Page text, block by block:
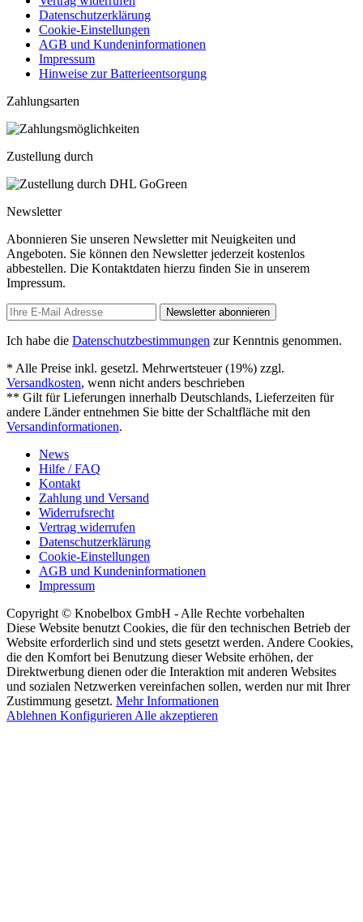
Datenschutzerklärung
Cookie-Einstellungen
AGB und Kundeninformationen
Impressum
Hinweise zur Batterieentsorgung
Zahlungsarten
Zustellung durch
Newsletter
Abonnieren Sie unseren Newsletter mit Neuigkeiten und
Angeboten. Sie können den Newsletter jederzeit kostenlos
abbestellen. Die Kontaktdaten hierzu finden Sie in unserem
Impressum.
Newsletter abonnieren
Ich habe die Datenschutzbestimmungen zur Kenntnis genommen.
* Alle Preise inkl. gesetzl. Mehrwertsteuer (19%) zzgl.
Versandkosten, wenn nicht anders beschrieben
** Gilt für Lieferungen innerhalb Deutschlands, Lieferzeiten für
andere Länder entnehmen Sie bitte der Schaltfläche mit den
Versandinformationen.
News
Hilfe / FAQ
Kontakt
Zahlung und Versand
Widerrufsrecht
Vertrag widerrufen
Datenschutzerklärung
Cookie-Einstellungen
AGB und Kundeninformationen
Impressum
Copyright © Knobelbox GmbH - Alle Rechte vorbehalten
Diese Website benutzt Cookies, die für den technischen Betrieb der
Website erforderlich sind und stets gesetzt werden. Andere Cookies,
die den Komfort bei Benutzung dieser Website erhöhen, der
Direktwerbung dienen oder die Interaktion mit anderen Websites
und sozialen Netzwerken vereinfachen sollen, werden nur mit Ihrer
Zustimmung gesetzt. Mehr Informationen
Ablehnen Konfigurieren Alle akzeptieren